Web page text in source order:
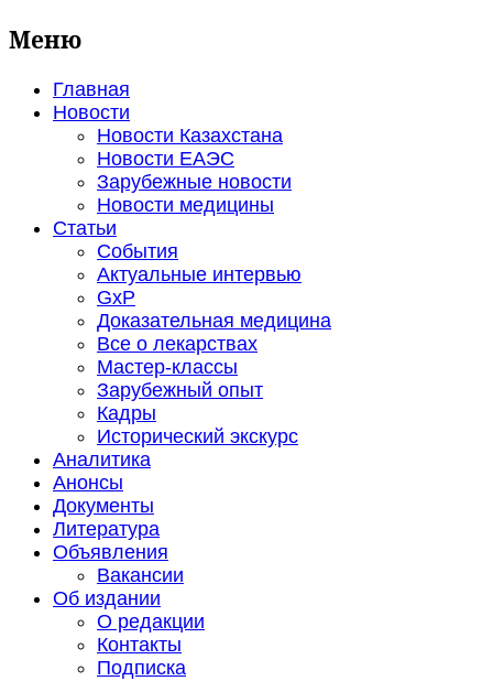
Меню
Главная
Новости
Новости Казахстана
Новости ЕАЭС
Зарубежные новости
Новости медицины
Статьи
События
Актуальные интервью
GxP
Доказательная медицина
Все о лекарствах
Мастер-классы
Зарубежный опыт
Кадры
Исторический экскурс
Аналитика
Анонсы
Документы
Литература
Объявления
Вакансии
Об издании
О редакции
Контакты
Подписка